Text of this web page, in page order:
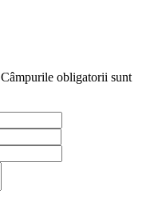
Câmpurile obligatorii sunt